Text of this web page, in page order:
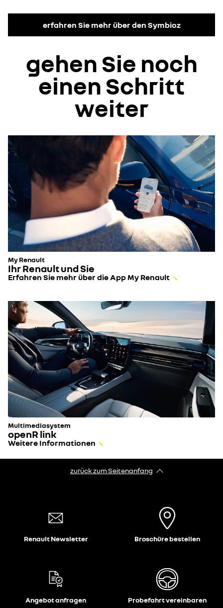
erfahren Sie mehr über den Symbioz
gehen Sie noch
einen Schritt
weiter
My Renault
Ihr Renault und Sie
Erfahren Sie mehr über die App My Renault
Multimediasystem
openR link
Weitere Informationen
zurück zum Seitenanfang
Renault Newsletter Broschüre bestellen
Angebot anfragen Probefahrt vereinbaren